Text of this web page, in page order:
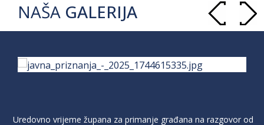
NAŠA GALERIJA
Uredovno vrijeme župana za primanje građana na razgovor od